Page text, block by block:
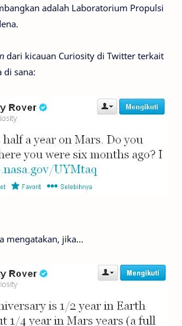
adalah Laboratorium Propulsi
dari kicauan Curiosity di Twitter terkait
di sana:
mengatakan, jika...